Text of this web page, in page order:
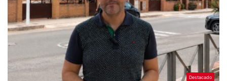
Destacado